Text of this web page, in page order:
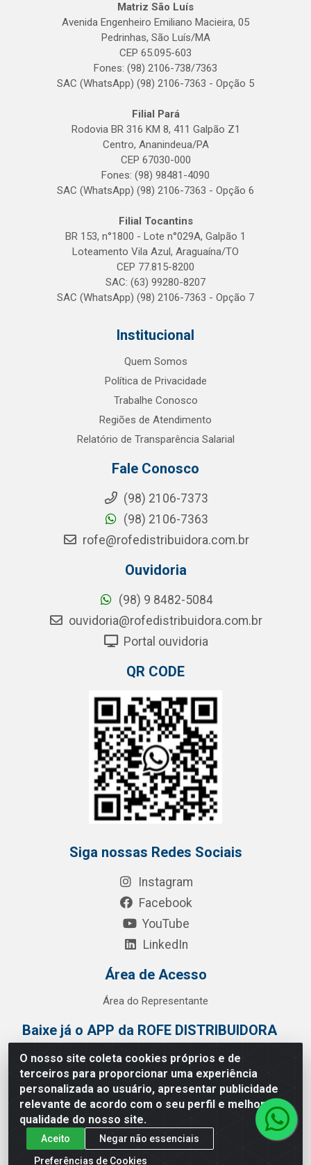
O nosso site coleta cookies próprios e de
terceiros para proporcionar uma experiência
personalizada ao usuário, apresentar publicidade
relevante de acordo com o seu perfil e melhorar a
qualidade do nosso site.
Aceito
Negar não essenciais
Preferências de Cookies
Matriz São Luís
Avenida Engenheiro Emiliano Macieira, 05
Pedrinhas, São Luís/MA
CEP 65.095-603
Fones: (98) 2106-738/7363
SAC (WhatsApp) (98) 2106-7363 - Opção 5
Filial Pará
Rodovia BR 316 KM 8, 411 Galpão Z1
Centro, Ananindeua/PA
CEP 67030-000
Fones: (98) 98481-4090
SAC (WhatsApp) (98) 2106-7363 - Opção 6
Filial Tocantins
BR 153, n°1800 - Lote n°029A, Galpão 1
Loteamento Vila Azul, Araguaína/TO
CEP 77.815-8200
SAC: (63) 99280-8207
SAC (WhatsApp) (98) 2106-7363 - Opção 7
Institucional
Quem Somos
Política de Privacidade
Trabalhe Conosco
Regiões de Atendimento
Relatório de Transparência Salarial
Fale Conosco
(98) 2106-7373
(98) 2106-7363
rofe@rofedistribuidora.com.br
Ouvidoria
(98) 9 8482-5084
ouvidoria@rofedistribuidora.com.br
Portal ouvidoria
QR CODE
Siga nossas Redes Sociais
Instagram
Facebook
YouTube
LinkedIn
Área de Acesso
Área do Representante
Baixe já o APP da ROFE DISTRIBUIDORA